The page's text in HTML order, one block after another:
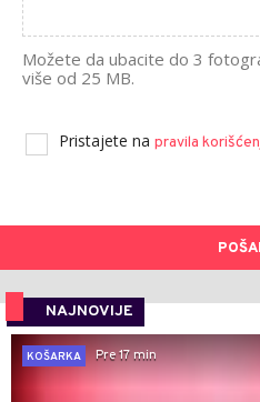
Možete da ubacite do 3
više od 25 MB.
Pristajete na pravila
NAJNOVIJE
KOŠARKA
Pre 17 min